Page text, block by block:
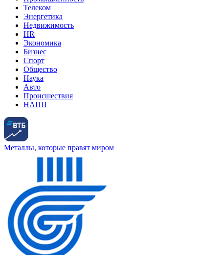
Телеком
Энергетика
Недвижимость
HR
Экономика
Бизнес
Спорт
Общество
Наука
Авто
Происшествия
НАПП
Металлы, которые правят миром